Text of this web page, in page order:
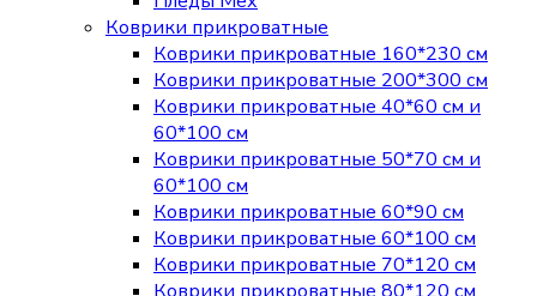
Коврики прикроватные
Коврики прикроватные 160*230 см
Коврики прикроватные 200*300 см
Коврики прикроватные 40*60 см и
60*100 см
Коврики прикроватные 50*70 см и
60*100 см
Коврики прикроватные 60*90 см
Коврики прикроватные 60*100 см
Коврики прикроватные 70*120 см